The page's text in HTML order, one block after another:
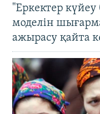
"Еркектер
моделін
ажырасу қайта